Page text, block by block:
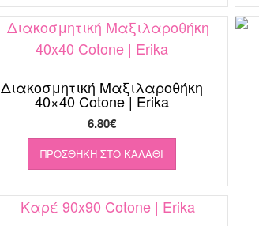
Διακοσμητική Μαξιλαροθήκη
40×40 Cotone | Erika
6.80€
ΠΡΟΣΘΉΚΗ ΣΤΟ ΚΑΛΆΘΙ